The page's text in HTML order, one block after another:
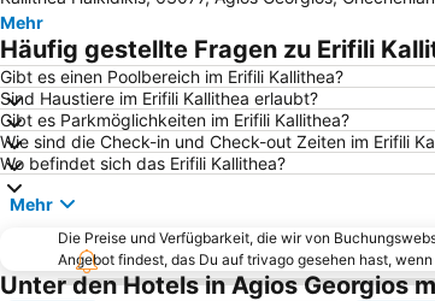
Mehr
Häufig gestellte Fragen zu Erifili
Gibt es einen Poolbereich im Erifili Kallithea?
Sind Haustiere im Erifili Kallithea erlaubt?
Gibt es Parkmöglichkeiten im Erifili Kallithea?
Wie sind die Check-in und Check-out Zeiten im Erifili
Wo befindet sich das Erifili Kallithea?
Mehr
Die Preise und Verfügbarkeit, die wir von
Angebot findest, das Du auf trivago gesehen hast,
Unter den Hotels in Agios Georgios